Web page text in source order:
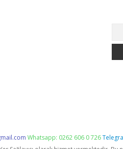
Whatsapp: 0262 606 0 726